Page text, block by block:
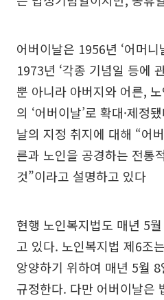
어버이날은 1956년 ‘어머
1973년 ‘각종 기념일 등에
뿐 아니라 아버지와 어른,
의 ‘어버이날’로 확대·제정
날의 지정 취지에 대해 “어
른과 노인을 공경하는 전통
것”이라고 설명하고 있다
현행 노인복지법도 매년 5
고 있다. 노인복지법 제6조
앙양하기 위하여 매년 5월
규정한다. 다만 어버이날은